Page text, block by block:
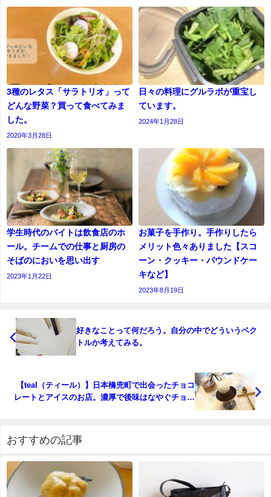
3種のレタス「サラトリオ」って
どんな野菜？買って食べてみま
した。
2020年3月28日
日々の料理にグルラボが重宝し
ています。
2024年1月28日
学生時代のバイトは飲食店のホ
ール。チームでの仕事と厨房の
そばのにおいを思い出す
2023年1月22日
お菓子を手作り。手作りしたら
メリット色々ありました【スコ
ーン・クッキー・パウンドケー
キなど】
2023年8月19日
好きなことって何だろう。自分の中でどういうベク
トルか考えてみる。
【teal（ティール）】日本橋兜町で出会ったチョコ
レートとアイスのお店。濃厚で後味はなやぐチョコ
おすすめの記事